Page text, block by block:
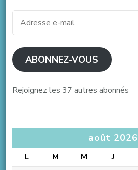
ABONNEZ-VOUS
Rejoignez les 37 autres abonnés
août 2026
L M M J